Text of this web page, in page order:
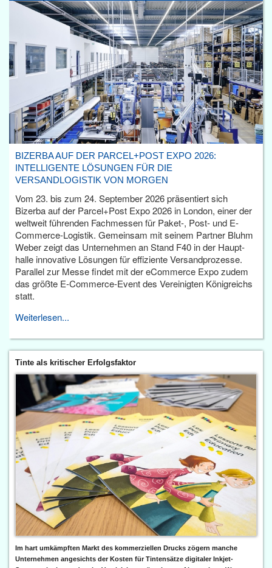
BIZERBA AUF DER PARCEL+POST EXPO 2026:
INTELLIGENTE LÖSUNGEN FÜR DIE
VERSANDLOGISTIK VON MORGEN
Vom 23. bis zum 24. September 2026 präsentiert sich
Bizerba auf der Parcel+Post Expo 2026 in London, einer der
weltweit führenden Fachmessen für Paket-, Post- und E-
Commerce-Logistik. Gemeinsam mit seinem Partner Bluhm
Weber zeigt das Unternehmen an Stand F40 in der Haupt­
halle innovative Lösungen für effiziente Versandprozesse.
Parallel zur Messe findet mit der eCommerce Expo zudem
das größte E-Commerce-Event des Vereinigten Königreichs
statt.
Weiterlesen...
Tinte als kritischer Erfolgsfaktor
Im hart umkämpften Markt des kommerziellen Drucks zögern manche
Unternehmen angesichts der Kosten für Tintensätze digitaler Inkjet-